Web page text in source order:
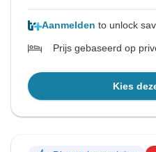
Aanmelden to unlock
Prijs gebaseerd op
Kies